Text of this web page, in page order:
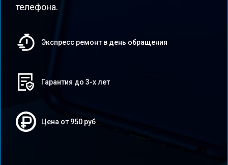
телефона.
Экспресс ремонт в день обращения
Гарантия до 3-х лет
Цена от 950 руб